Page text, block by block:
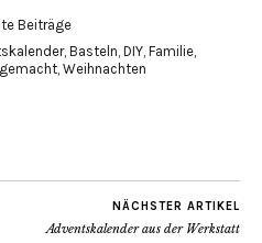
Beiträge
, Basteln DIY Familie
Weihnachten
NÄCHSTER ARTIKEL
Adventskalender aus der Werkstatt